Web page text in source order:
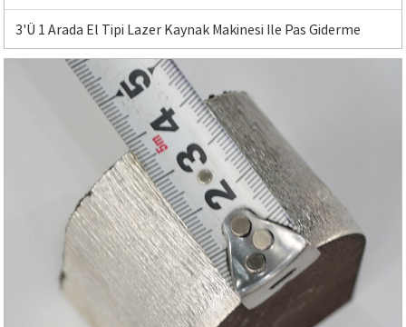
3'ü 1 Arada El Tipi Lazer Kaynak Makinesi Ile Pas Giderme